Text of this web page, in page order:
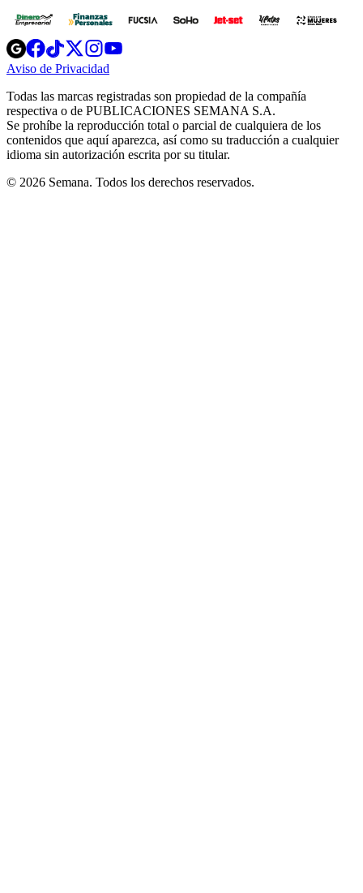
Opens
in
new
Opens
in
new
Opens
in
new
window
Opens
new
windowwindow
Aviso de Privacidad
new
window
Todas las marcas registradas son propiedad de la compañía
respectiva o de PUBLICACIONES SEMANA S.A.
Se prohíbe la reproducción total o parcial de cualquiera de los
contenidos que aquí aparezca, así como su traducción a cualquier
idioma sin autorización escrita por su titular.
© 2026 Semana. Todos los derechos reservados.